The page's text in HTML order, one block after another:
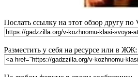
Послать ссылку на этот обзор другу
Разместить у себя на ресурсе или в ЖЖ: